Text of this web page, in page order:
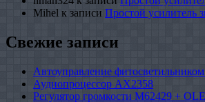
Mihel к записи Простой усилитель
Свежие записи
Автоуправление
Аудиопроцессор AX2358
Регулятор громкости M62429 +